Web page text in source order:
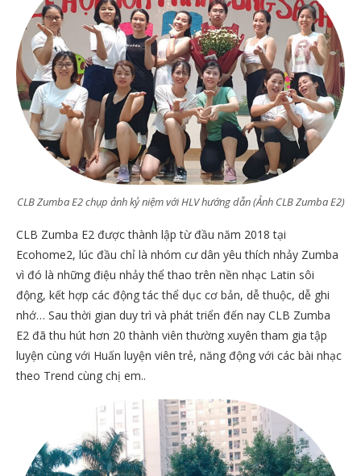
CLB Zumba E2 chụp ảnh kỷ niệm với HLV hướng dẫn(Ảnh CLB Zumba E2)
CLB Zumba E2 được thành lập từ đầu năm 2018 tại
Ecohome2, lúc đầu chỉ là nhóm cư dân yêu thích nhảy Zumba
vì đó là những điệu nhảy thể thao trên nền nhạc Latin sôi
động, kết hợp các động tác thể dục cơ bản, dễ thuộc, dễ ghi
nhớ… Sau thời gian duy trì và phát triển đến nay CLB Zumba
E2 đã thu hút hơn 20 thành viên thường xuyên tham gia tập
luyện cùng với Huấn luyện viên trẻ, năng động với các bài nhạc
theo Trend cùng chị em..